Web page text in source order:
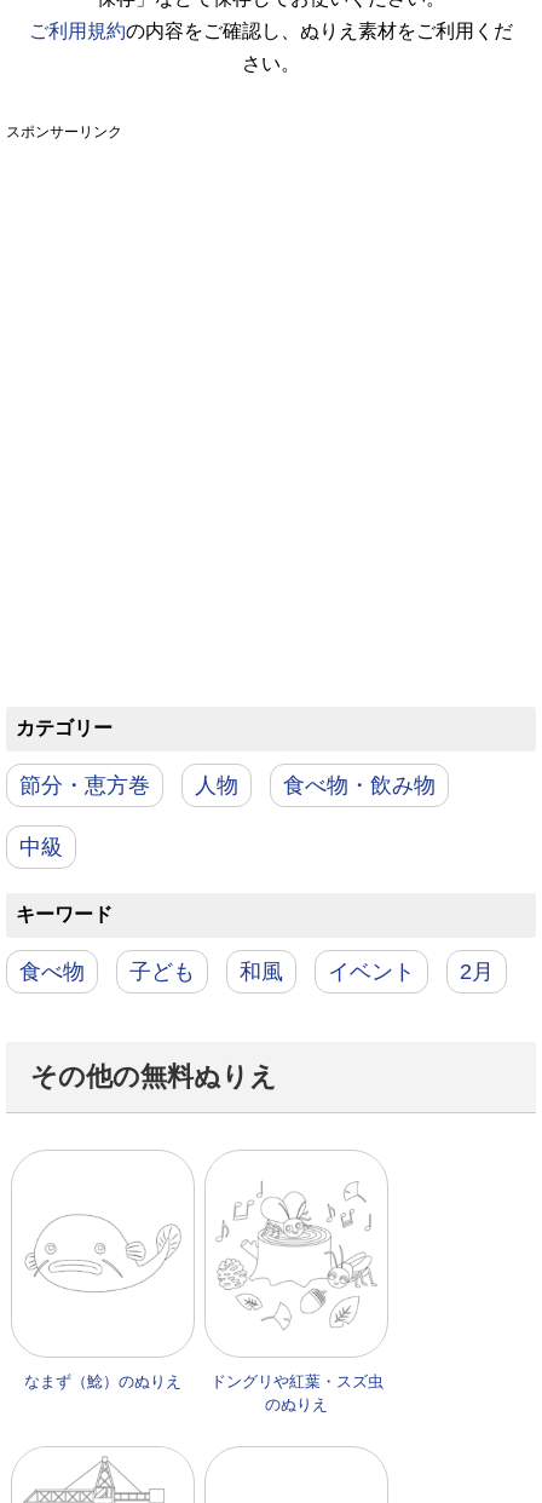
ご利用規約の内容をご確認し、ぬりえ素材をご利用くだ
さい。
スポンサーリンク
カテゴリー
節分・恵方巻 人物 食べ物・飲み物
中級
キーワード
食べ物 子ども 和風 イベント 2月
その他の無料ぬりえ
なまず（鯰）のぬりえ
ドングリや紅葉・スズ虫
のぬりえ